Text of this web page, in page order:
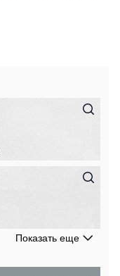
Показать еще